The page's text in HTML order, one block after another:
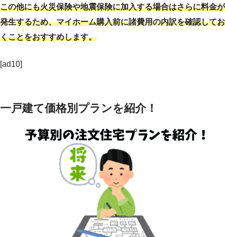
この他にも火災保険や地震保険に加入する場合はさらに料金が
発生するため、マイホーム購入前に諸費用の内訳を確認してお
くことをおすすめします。
[ad10]
一戸建て価格別プランを紹介！